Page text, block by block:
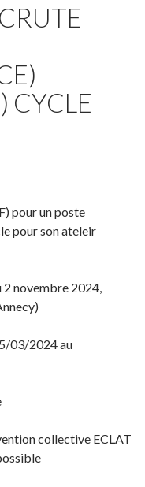
CYCLE
pour un poste
pour son ateleir
2 novembre 2024,
03/2024 au
collective ECLAT